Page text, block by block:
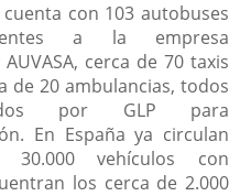
nta con 103 autobuses
a la empresa
cerca de 70 taxis
de 20 ambulancias, todos
por GLP para
En España ya circulan
vehículos con
los cerca de 2.000